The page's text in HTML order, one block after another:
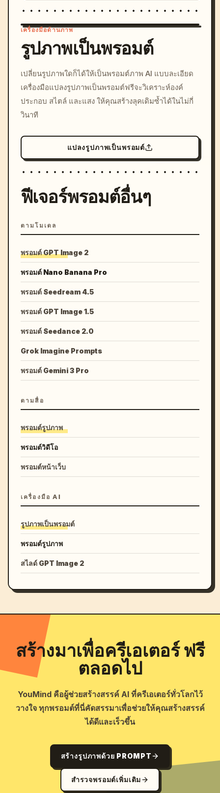
c, cyberpunk sunset, neon
colors, 8k --v 6.0
เครื่องมือด้านภาพ
รูปภาพเป็นพรอมต์
เปลี่ยนรูปภาพใดก็ได้ให้เป็นพรอมต์ภาพ AI แบบละเอียด
เครื่องมือแปลงรูปภาพเป็นพรอมต์ฟรีจะวิเคราะห์องค์
ประกอบ สไตล์ และแสง ให้คุณสร้างลุคเดิมซ้ำได้ในไม่กี่
วินาที
แปลงรูปภาพเป็นพรอมต์
ฟีเจอร์พรอมต์อื่นๆ
ตามโมเดล
พรอมต์ GPT Image 2
พรอมต์ Nano Banana Pro
พรอมต์ Seedream 4.5
พรอมต์ GPT Image 1.5
พรอมต์ Seedance 2.0
Grok Imagine Prompts
พรอมต์ Gemini 3 Pro
ตามสื่อ
พรอมต์รูปภาพ
พรอมต์วิดีโอ
พรอมต์หน้าเว็บ
เครื่องมือ AI
รูปภาพเป็นพรอมต์
พรอมต์รูปภาพ
สไลด์ GPT Image 2
สร้างมาเพื่อครีเอเตอร์ ฟรี
ตลอดไป
YouMind คือผู้ช่วยสร้างสรรค์ AI ที่ครีเอเตอร์ทั่วโลกไว้
วางใจ ทุกพรอมต์ที่นี่คัดสรรมาเพื่อช่วยให้คุณสร้างสรรค์
ได้ดีและเร็วขึ้น
สร้างรูปภาพด้วย PROMPT
สำรวจพรอมต์เพิ่มเติม